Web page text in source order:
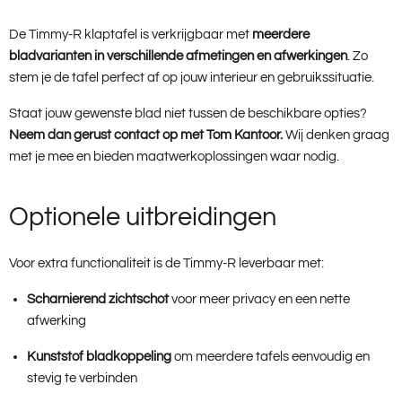
De Timmy-R klaptafel is verkrijgbaar met meerdere
bladvarianten in verschillende afmetingen en afwerkingen. Zo
stem je de tafel perfect af op jouw interieur en gebruikssituatie.
Staat jouw gewenste blad niet tussen de beschikbare opties?
Neem dan gerust contact op met Tom Kantoor. Wij denken graag
met je mee en bieden maatwerkoplossingen waar nodig.
Optionele uitbreidingen
Voor extra functionaliteit is de Timmy-R leverbaar met:
Scharnierend zichtschotvoor meer privacy en een nette
afwerking
Kunststof bladkoppeling om meerdere tafels eenvoudig en
stevig te verbinden